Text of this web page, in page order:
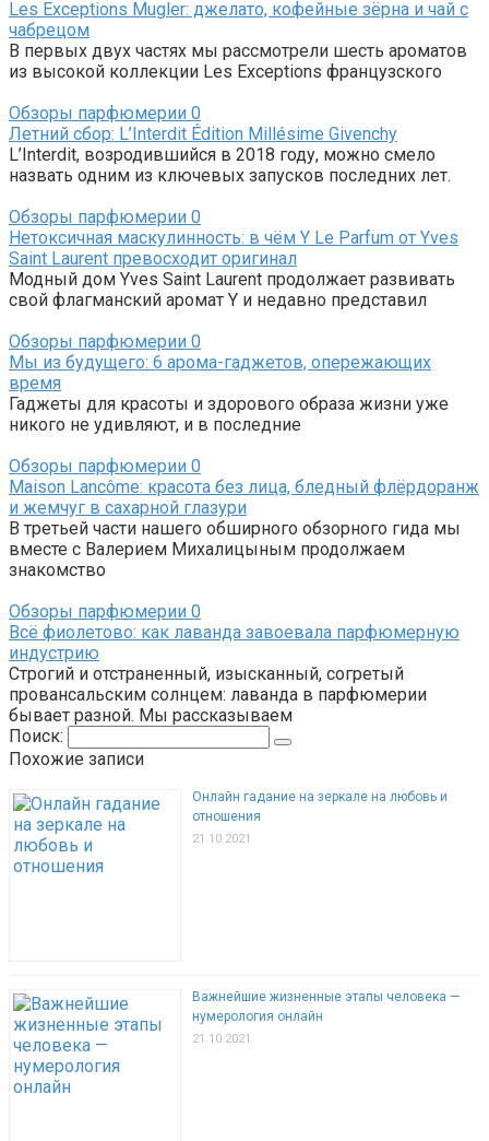
Les Exceptions Mugler: джелато, кофейные зёрна и чай с
чабрецом
В первых двух частях мы рассмотрели шесть ароматов
из высокой коллекции Les Exceptions французского
Обзоры парфюмерии 0
Летний сбор: L’Interdit Édition Millésime Givenchy
L’Interdit, возродившийся в 2018 году, можно смело
назвать одним из ключевых запусков последних лет.
Обзоры парфюмерии 0
Нетоксичная маскулинность: в чём Y Le Parfum от Yves
Saint Laurent превосходит оригинал
Модный дом Yves Saint Laurent продолжает развивать
свой флагманский аромат Y и недавно представил
Обзоры парфюмерии 0
Мы из будущего: 6 арома-гаджетов, опережающих
время
Гаджеты для красоты и здорового образа жизни уже
никого не удивляют, и в последние
Обзоры парфюмерии 0
Maison Lancôme: красота без лица, бледный флёрдоранж
и жемчуг в сахарной глазури
В третьей части нашего обширного обзорного гида мы
вместе с Валерием Михалицыным продолжаем
знакомство
Обзоры парфюмерии 0
Всё фиолетово: как лаванда завоевала парфюмерную
индустрию
Строгий и отстраненный, изысканный, согретый
провансальским солнцем: лаванда в парфюмерии
бывает разной. Мы рассказываем
Поиск:
Похожие записи
Онлайн гадание на зеркале на любовь и
отношения
21.10.2021
Важнейшие жизненные этапы человека —
нумерология онлайн
21.10.2021